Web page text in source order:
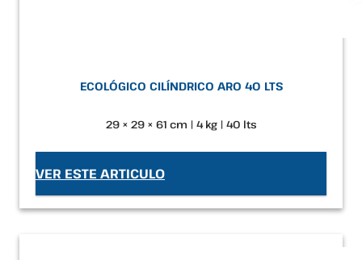
ECOLÓGICO CILÍNDRICO ARO 40 LTS
29 × 29 × 61 cm | 4 kg | 40 lts
VER ESTE ARTICULO